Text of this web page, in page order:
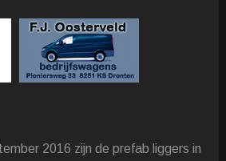
2016 zijn de prefab liggers in